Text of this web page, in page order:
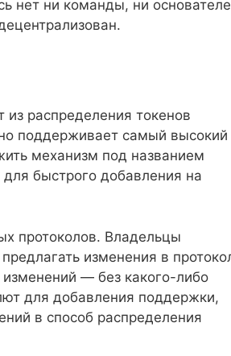
нет ни команды, ни
из распределения токенов
поддерживает самый высокий
механизм под названием
быстрого добавления на
протоколов. Владельцы
изменения в
— без какого-либо
для добавления поддержки,
в способ распределения